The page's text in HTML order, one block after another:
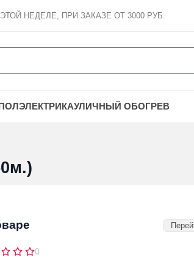
НЕДЕЛЕ, ПРИ ЗАКАЗЕ ОТ 3000 РУБ.
ЭЛЕКТРИКАУЛИЧНЫЙ ОБОГРЕВ
0